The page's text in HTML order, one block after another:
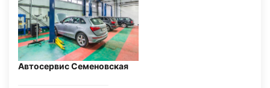
Автосервис Семеновская